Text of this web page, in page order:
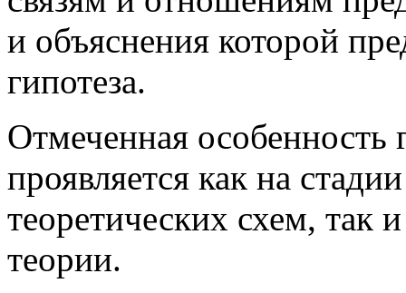
и объяснения которой
гипотеза.
Отмеченная особенность
проявляется как на
теоретических схем, так
теории.